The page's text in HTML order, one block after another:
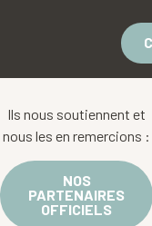
Ils nous soutiennent et
nous les en remercions :
NOS
PARTENAIRES
OFFICIELS